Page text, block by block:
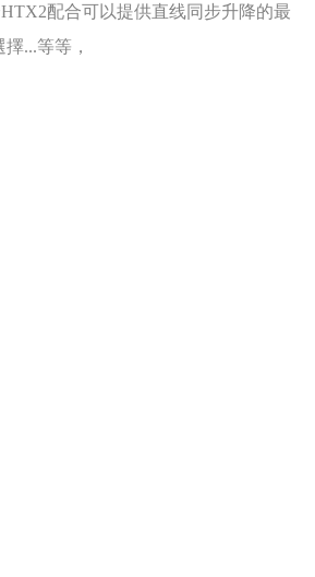
配合可以提供直线同步升降的最
...等等，